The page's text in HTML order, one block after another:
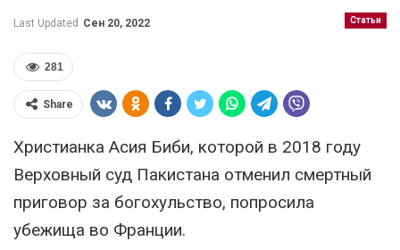
Статьи
Last Updated Сен 20, 2022
281
Share
Христианка Асия Биби, которой в 2018 году
Верховный суд Пакистана отменил смертный
приговор за богохульство, попросила
убежища во Франции.